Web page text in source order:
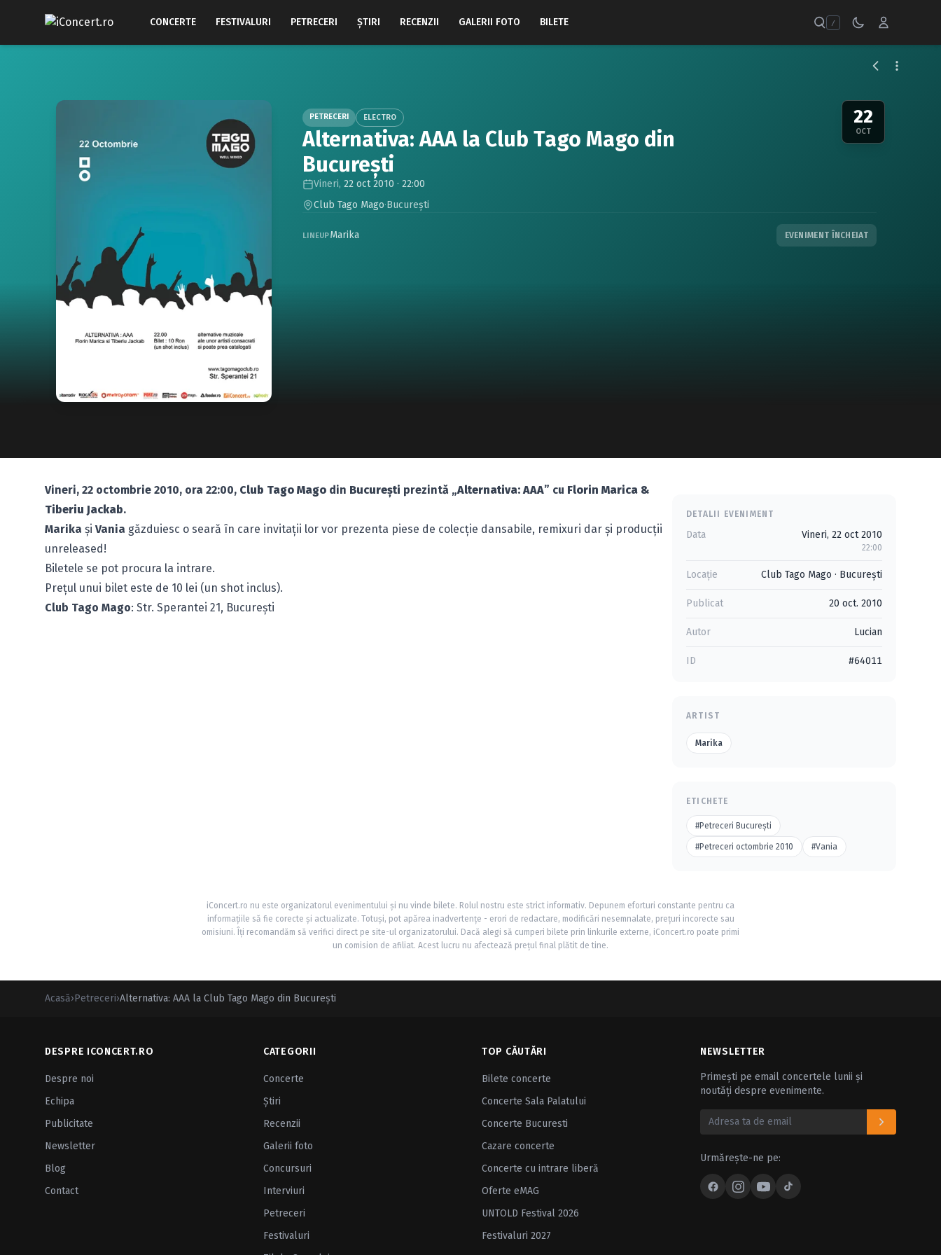
CONCERTE FESTIVALURI PETRECERI ŞTIRI RECENZII GALERII FOTO BILETE /
22
OCT
PETRECERI ELECTRO
Alternativa: AAA la Club Tago Mago din
Bucureşti
Vineri, 22 oct 2010 · 22:00
Club Tago Mago·Bucureşti
LINEUPMarika EVENIMENT ÎNCHEIAT
Vineri, 22 octombrie 2010, ora 22:00, Club Tago Mago din Bucureşti prezintă „Alternativa: AAA” cu Florin Marica &
Tiberiu Jackab.
Marika şi Vania găzduiesc o seară în care invitaţii lor vor prezenta piese de colecţie dansabile, remixuri dar şi producţii
unreleased!
Biletele se pot procura la intrare.
Preţul unui bilet este de 10 lei (un shot inclus).
Club Tago Mago: Str. Sperantei 21, Bucureşti
DETALII EVENIMENT
Data Vineri, 22 oct 2010
22:00
Locație Club Tago Mago · Bucureşti
Publicat 20 oct. 2010
Autor Lucian
ID #64011
ARTIST
Marika
ETICHETE
#Petreceri Bucureşti
#Petreceri octombrie 2010 #Vania
iConcert.ro nu este organizatorul evenimentului și nu vinde bilete. Rolul nostru este strict informativ. Depunem eforturi constante pentru ca
informațiile să fie corecte și actualizate. Totuși, pot apărea inadvertențe - erori de redactare, modificări nesemnalate, prețuri incorecte sau
omisiuni. Îți recomandăm să verifici direct pe site-ul organizatorului. Dacă alegi să cumperi bilete prin linkurile externe, iConcert.ro poate primi
un comision de afiliat. Acest lucru nu afectează prețul final plătit de tine.
Acasă›Petreceri›Alternativa: AAA la Club Tago Mago din Bucureşti
DESPRE ICONCERT.RO
Despre noi
Echipa
Publicitate
Newsletter
Blog
Contact
CATEGORII
Concerte
Ştiri
Recenzii
Galerii foto
Concursuri
Interviuri
Petreceri
Festivaluri
TOP CĂUTĂRI
Bilete concerte
Concerte Sala Palatului
Concerte Bucuresti
Cazare concerte
Concerte cu intrare liberă
Oferte eMAG
UNTOLD Festival 2026
Festivaluri 2027
NEWSLETTER
Primești pe email concertele lunii și
noutăți despre evenimente.
Urmărește-ne pe: